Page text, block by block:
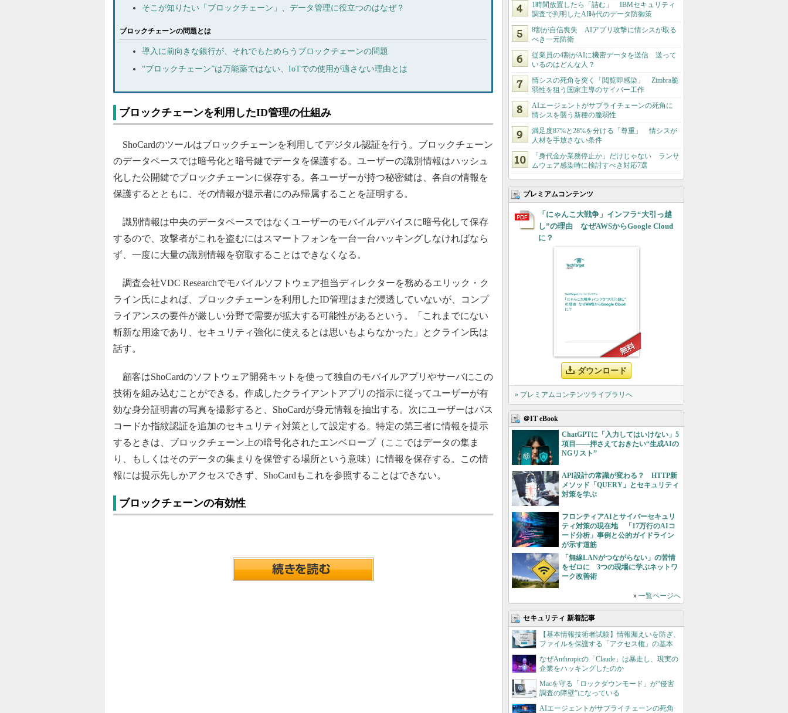
そこが知りたい「ブロックチェーン」、データ管理に役立つのはなぜ？
ブロックチェーンの問題とは
導入に前向きな銀行が、それでもためらうブロックチェーンの問題
“ブロックチェーン”は万能薬ではない、IoTでの使用が適さない理由とは
ブロックチェーンを利用したID管理の仕組み
ShoCardのツールはブロックチェーンを利用してデジタル認証を行う。ブロックチェーン
のデータベースでは暗号化と暗号鍵でデータを保護する。ユーザーの識別情報はハッシュ
化した公開鍵でブロックチェーンに保存する。各ユーザーが持つ秘密鍵は、各自の情報を
保護するとともに、その情報が提示者にのみ帰属することを証明する。
識別情報は中央のデータベースではなくユーザーのモバイルデバイスに暗号化して保存
するので、攻撃者がこれを盗むにはスマートフォンを一台一台ハッキングしなければなら
ず、一度に大量の識別情報を窃取することはできなくなる。
調査会社VDC Researchでモバイルソフトウェア担当ディレクターを務めるエリック・ク
ライン氏によれば、ブロックチェーンを利用したID管理はまだ浸透していないが、コンプ
ライアンスの要件が厳しい分野で需要が拡大する可能性があるという。「これまでにない
斬新な用途であり、セキュリティ強化に使えるとは思いもよらなかった」とクライン氏は
話す。
顧客はShoCardのソフトウェア開発キットを使って独自のモバイルアプリやサーバにこの
技術を組み込むことができる。作成したクライアントアプリの指示に従ってユーザーが有
効な身分証明書の写真を撮影すると、ShoCardが身元情報を抽出する。次にユーザーはパス
コードか指紋認証を追加のセキュリティ対策として設定する。特定の第三者に情報を提示
するときは、ブロックチェーン上の暗号化されたエンベロープ（ここではデータの集ま
り、もしくはそのデータの集まりを保管する場所という意味）に情報を保存する。この情
報には提示先しかアクセスできず、ShoCardもこれを参照することはできない。
ブロックチェーンの有効性
1時間放置したら「詰む」 IBMセキュリティ
調査で判明したAI時代のデータ防御策
8割が自信喪失 AIアプリ攻撃に情シスが取る
べき一元防衛
従業員の4割がAIに機密データを送信 送って
いるのはどんな人？
情シスの死角を突く「閲覧即感染」 Zimbra脆
弱性を狙う国家主導のサイバー工作
AIエージェントがサプライチェーンの死角に
情シスを襲う新種の脆弱性
満足度87%と28%を分ける「尊重」 情シスが
人材を手放さない条件
「身代金か業務停止か」だけじゃない ランサ
ムウェア感染時に検討すべき対応7選
プレミアムコンテンツ
「にゃんこ大戦争」インフラ“大引っ越
し”の理由 なぜAWSからGoogle Cloud
に？
ダウンロード
» プレミアムコンテンツライブラリへ
＠IT eBook
ChatGPTに「入力してはいけない」5
項目――押さえておきたい“生成AIの
NGリスト”
API設計の常識が変わる？ HTTP新
メソッド「QUERY」とセキュリティ
対策を学ぶ
フロンティアAIとサイバーセキュリ
ティ対策の現在地 「17万行のAIコ
ード分析」事例と公的ガイドライン
が示す道筋
「無線LANがつながらない」の苦情
をゼロに 3つの現場に学ぶネットワ
ーク改善術
» 一覧ページへ
セキュリティ 新着記事
【基本情報技術者試験】情報漏えいを防ぎ、
ファイルを保護する「アクセス権」の基本
なぜAnthropicの「Claude」は暴走し、現実の
企業をハッキングしたのか
Macを守る「ロックダウンモード」が“侵害
調査の障壁”になっている
AIエージェントがサプライチェーンの死角